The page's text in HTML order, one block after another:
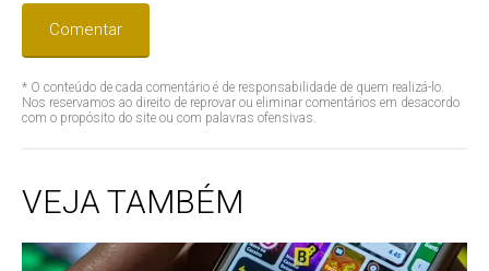
Comentar
* O conteúdo de cada comentário é de responsabilidade de quem realizá-lo.
Nos reservamos ao direito de reprovar ou eliminar comentários em desacordo
com o propósito do site ou com palavras ofensivas.
VEJA TAMBÉM